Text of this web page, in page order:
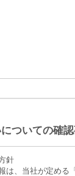
ついての確
針
は、当社が定める「